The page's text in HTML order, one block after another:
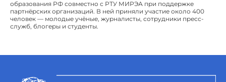
образования РФ совместно с РТУ МИРЭА при поддержке
партнёрских организаций. В ней приняли участие около 400
человек — молодые учёные, журналисты, сотрудники пресс-
служб, блогеры и студенты.